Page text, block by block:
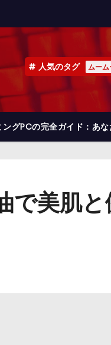
人気のタグ ムー
ングPCの完全ガイド：あ
で美肌